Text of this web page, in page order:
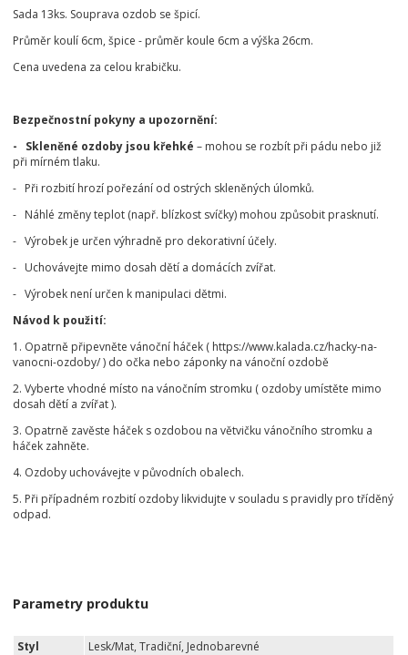
Sada 13ks. Souprava ozdob se špicí.
Průměr koulí 6cm, špice - průměr koule 6cm a výška 26cm.
Cena uvedena za celou krabičku.
Bezpečnostní pokyny a upozornění:
- Skleněné ozdoby jsou křehké – mohou se rozbít při pádu nebo již
při mírném tlaku.
- Při rozbití hrozí pořezání od ostrých skleněných úlomků.
- Náhlé změny teplot (např. blízkost svíčky) mohou způsobit prasknutí.
- Výrobek je určen výhradně pro dekorativní účely.
- Uchovávejte mimo dosah dětí a domácích zvířat.
- Výrobek není určen k manipulaci dětmi.
Návod k použití:
1. Opatrně připevněte vánoční háček ( https://www.kalada.cz/hacky-na-
vanocni-ozdoby/ ) do očka nebo záponky na vánoční ozdobě
2. Vyberte vhodné místo na vánočním stromku ( ozdoby umístěte mimo
dosah dětí a zvířat ).
3. Opatrně zavěste háček s ozdobou na větvičku vánočního stromku a
háček zahněte.
4. Ozdoby uchovávejte v původních obalech.
5. Při případném rozbití ozdoby likvidujte v souladu s pravidly pro tříděný
odpad.
Parametry produktu
Styl
Lesk/Mat, Tradiční, Jednobarevné